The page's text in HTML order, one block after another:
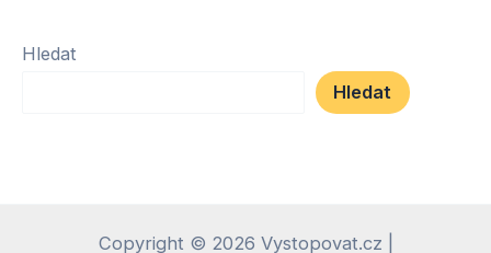
Hledat
Hledat
Copyright © 2026 Vystopovat.cz |